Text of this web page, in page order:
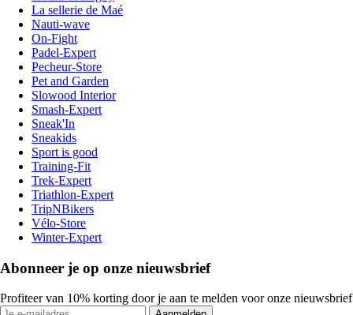
La sellerie de Maé
Nauti-wave
On-Fight
Padel-Expert
Pecheur-Store
Pet and Garden
Slowood Interior
Smash-Expert
Sneak'In
Sneakids
Sport is good
Training-Fit
Trek-Expert
Triathlon-Expert
TripNBikers
Vélo-Store
Winter-Expert
Abonneer je op onze nieuwsbrief
Profiteer van 10% korting door je aan te melden voor onze nieuwsbrief